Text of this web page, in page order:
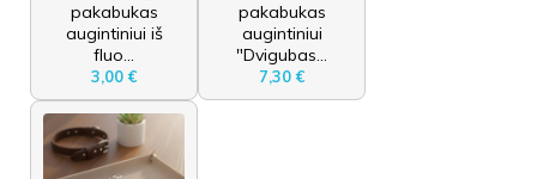
pakabukas
augintiniui iš
fluo...
3,00 €
pakabukas
augintiniui
"Dvigubas...
7,30 €